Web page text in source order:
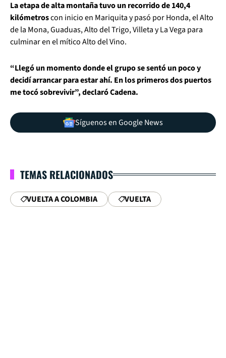
La etapa de alta montaña tuvo un recorrido de 140,4
kilómetroscon inicio en Mariquita y pasó por Honda, el Alto
de la Mona, Guaduas, Alto del Trigo, Villeta y La Vega para
culminar en el mítico Alto del Vino.
“Llegó un momento donde el grupo se sentó un poco y
decidí arrancar para estar ahí. En los primeros dos puertos
me tocó sobrevivir”, declaró Cadena.
Síguenos en Google News
TEMAS RELACIONADOS
VUELTA A COLOMBIA VUELTA